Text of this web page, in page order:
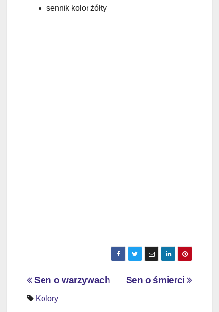
sennik kolor żółty
Nawigacja
wpisu
Sen o śmierci
Sen o warzywach
Kolory